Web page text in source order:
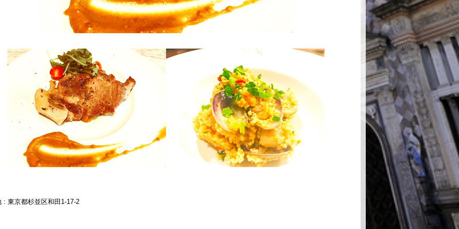
: 東京都杉並区和田1-17-2